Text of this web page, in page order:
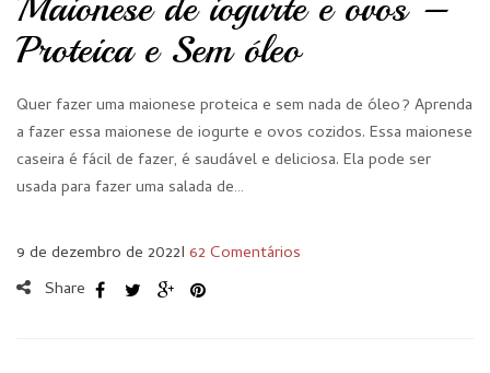
Proteica e Sem óleo
Quer fazer uma maionese proteica e sem nada de óleo? Aprenda
a fazer essa maionese de iogurte e ovos cozidos. Essa maionese
caseira é fácil de fazer, é saudável e deliciosa. Ela pode ser
usada para fazer uma salada de…
9 de dezembro de 2022I 62 Comentários
Share